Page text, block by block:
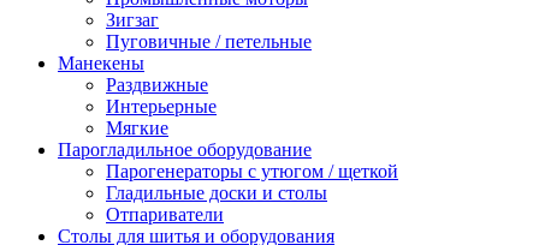
Зигзаг
Пуговичные / петельные
Манекены
Раздвижные
Интерьерные
Мягкие
Парогладильное оборудование
Парогенераторы с утюгом / щеткой
Гладильные доски и столы
Отпариватели
Столы для шитья и оборудования